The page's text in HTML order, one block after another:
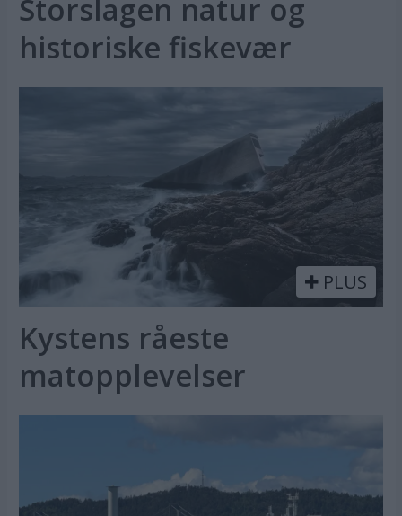
Storslagen natur og
historiske fiskevær
PLUS
Kystens råeste
matopplevelser